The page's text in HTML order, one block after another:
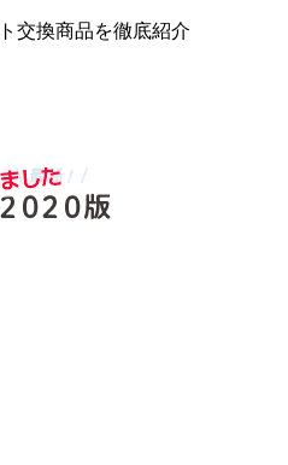
交換商品を徹底紹介